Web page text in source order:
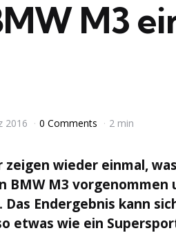
M3
2016 0 Comments 2 min
zeigen wieder einmal,
BMW M3 vorgenommen
Endergebnis kann
etwas wie ein